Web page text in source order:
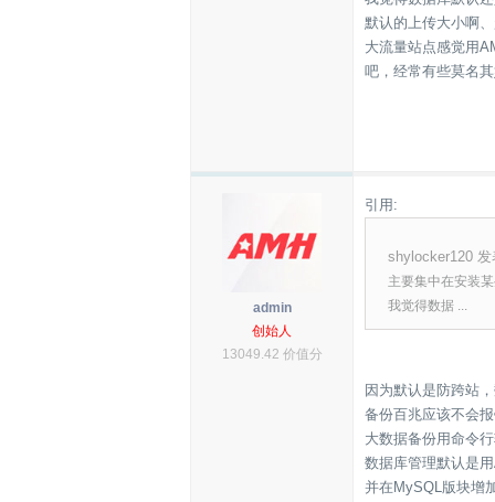
默认的上传大小啊
大流量站点感觉用
吧，经常有些莫名
admin
创始人
13049.42 价值分
引用:
shylocker120
主要集中在安装
我觉得数据 ...
因为默认是防跨站
备份百兆应该不会
大数据备份用命令
数据库管理默认是
并在MySQL版块增